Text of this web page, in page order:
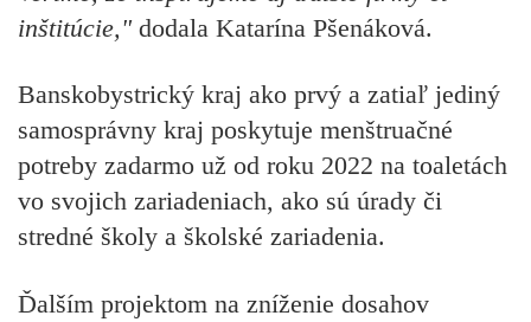
inštitúcie,"dodala Katarína Pšenáková.
Banskobystrický kraj ako prvý a zatiaľ jediný
samosprávny kraj poskytuje menštruačné
potreby zadarmo už od roku 2022 na toaletách
vo svojich zariadeniach, ako sú úrady či
stredné školy a školské zariadenia.
Ďalším projektom na zníženie dosahov